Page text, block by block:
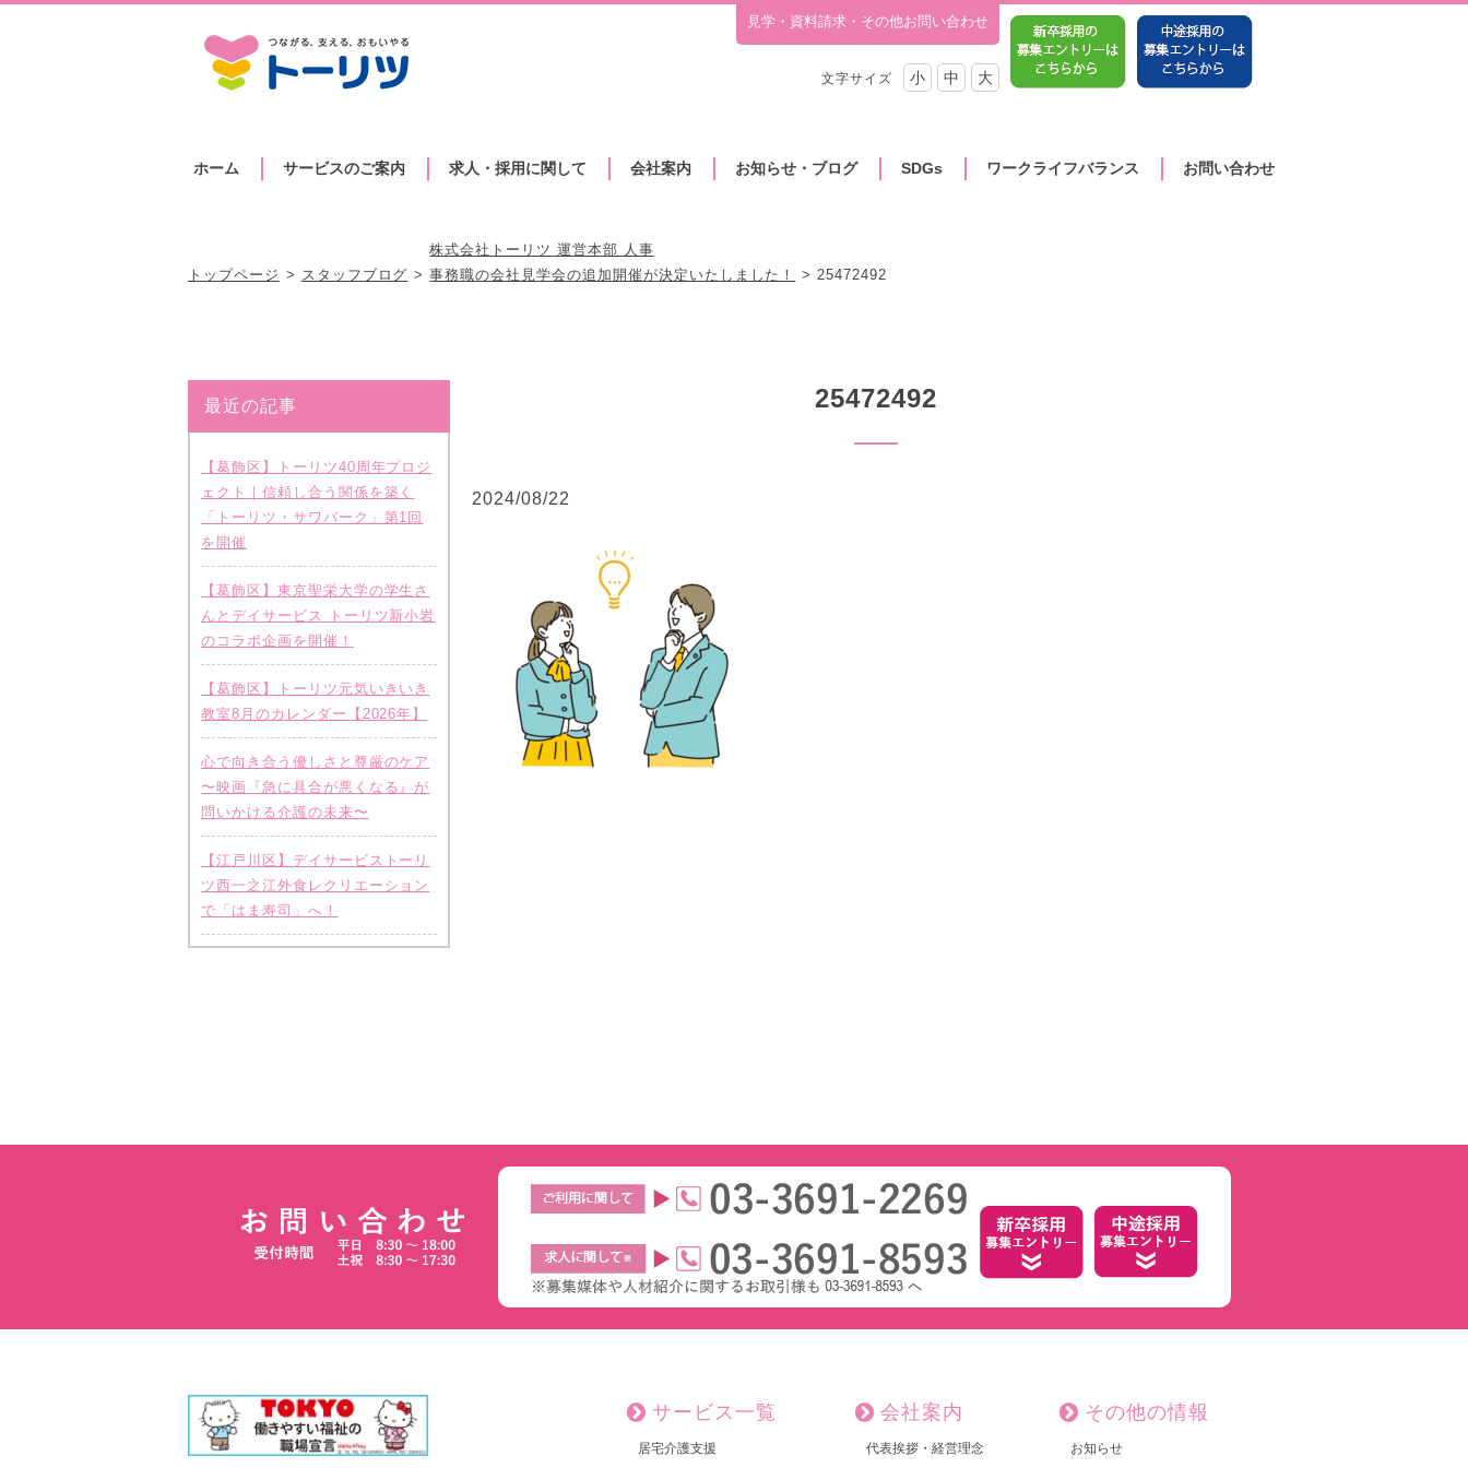
見学・資料請求・その他お問い合わせ
文字サイズ 小 中 大
ホーム サービスのご案内 求人・採用に関して 会社案内 お知らせ・ブログ SDGs ワークライフバランス お問い合わせ
トップページ スタッフブログ
株式会社トーリツ 運営本部 人事
事務職の会社見学会の追加開催が決定いたしました！
25472492
25472492
2024/08/22
最近の記事
【葛飾区】トーリツ40周年プロジ
ェクト｜信頼し合う関係を築く
「トーリツ・サワパーク」第1回
を開催
【葛飾区】東京聖栄大学の学生さ
んとデイサービス トーリツ新小岩
のコラボ企画を開催！
【葛飾区】トーリツ元気いきいき
教室8月のカレンダー【2026年】
心で向き合う優しさと尊厳のケア
〜映画『急に具合が悪くなる』が
問いかける介護の未来〜
【江戸川区】デイサービストーリ
ツ西一之江外食レクリエーション
で「はま寿司」へ！
サービス一覧
居宅介護支援
会社案内
代表挨拶・経営理念
その他の情報
お知らせ